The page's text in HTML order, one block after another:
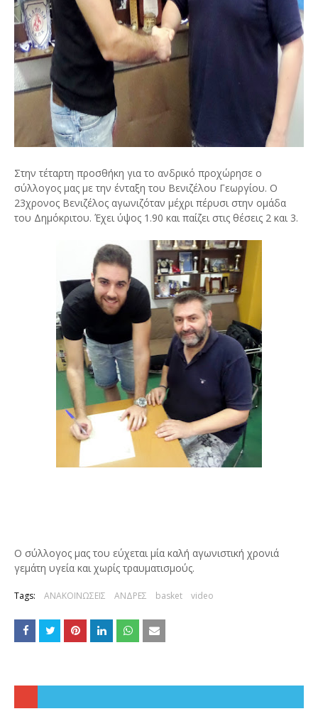
Στην τέταρτη προσθήκη για το ανδρικό προχώρησε ο
σύλλογος μας με την ένταξη του Βενιζέλου Γεωργίου. Ο
23χρονος Βενιζέλος αγωνιζόταν μέχρι πέρυσι στην ομάδα
του Δημόκριτου. Έχει ύψος 1.90 και παίζει στις θέσεις 2 και 3.
Ο σύλλογος μας του εύχεται μία καλή αγωνιστική χρονιά
γεμάτη υγεία και χωρίς τραυματισμούς.
Tags: ΑΝΑΚΟΙΝΩΣΕΙΣ ΑΝΔΡΕΣ basket video